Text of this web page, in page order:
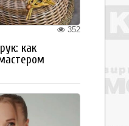
352
как